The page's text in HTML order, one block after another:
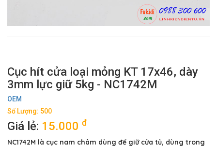
Cục hít cửa loại mỏng KT 17x46, dày
3mm lực giữ 5kg - NC1742M
OEM
Số Lượng: 500
Giá lẻ: 15.000 đ
NC1742M là cục nam châm dùng để giữ cửa tủ, dùng trong